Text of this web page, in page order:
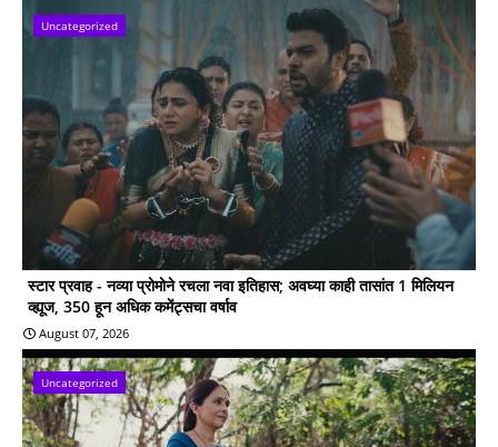
Uncategorized
स्टार प्रवाह - नव्या प्रोमोने रचला नवा इतिहास; अवघ्या काही तासांत 1 मिलियन
व्ह्यूज, 350 हून अधिक कमेंट्सचा वर्षाव
August 07, 2026
Uncategorized